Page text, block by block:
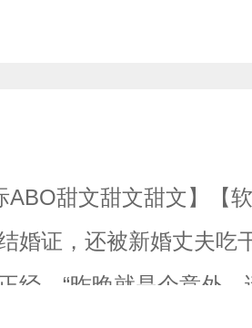
ABO甜文甜文甜文】【
婚证，还被新婚丈夫吃
经，“昨晚就是个意外